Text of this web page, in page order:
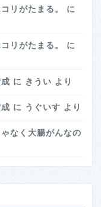
リがたまる。
に
リがたまる。
に
に きうい より
に うぐいす より
なく大腸がんなの